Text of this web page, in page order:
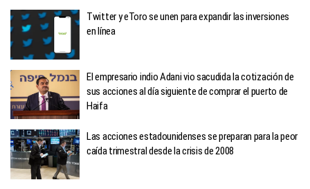
Twitter y eToro se unen para expandir las inversiones
en línea
El empresario indio Adani vio sacudida la cotización de
sus acciones al día siguiente de comprar el puerto de
Haifa
Las acciones estadounidenses se preparan para la peor
caída trimestral desde la crisis de 2008